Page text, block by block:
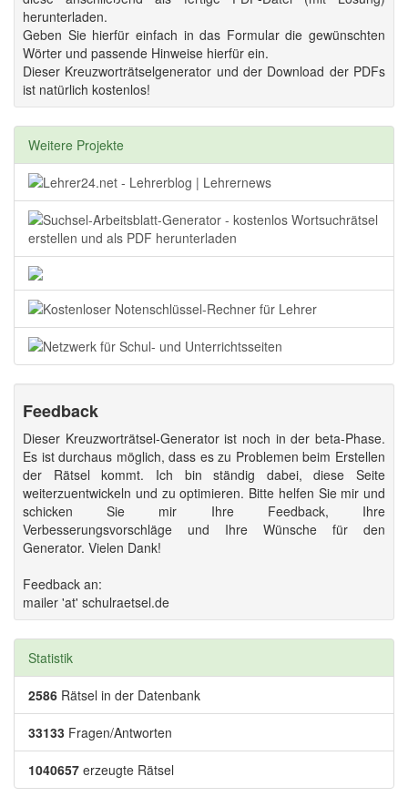
herunterladen.
Geben Sie hierfür einfach in das Formular die gewünschten
Wörter und passende Hinweise hierfür ein.
Dieser Kreuzworträtselgenerator und der Download der PDFs
ist natürlich kostenlos!
Weitere Projekte
Feedback
Dieser Kreuzworträtsel-Generator ist noch in der beta-Phase.
Es ist durchaus möglich, dass es zu Problemen beim Erstellen
der Rätsel kommt. Ich bin ständig dabei, diese Seite
weiterzuentwickeln und zu optimieren. Bitte helfen Sie mir und
schicken Sie mir Ihre Feedback, Ihre
Verbesserungsvorschläge und Ihre Wünsche für den
Generator. Vielen Dank!
Feedback an:
mailer 'at' schulraetsel.de
Statistik
2586 Rätsel in der Datenbank
33133 Fragen/Antworten
1040657 erzeugte Rätsel